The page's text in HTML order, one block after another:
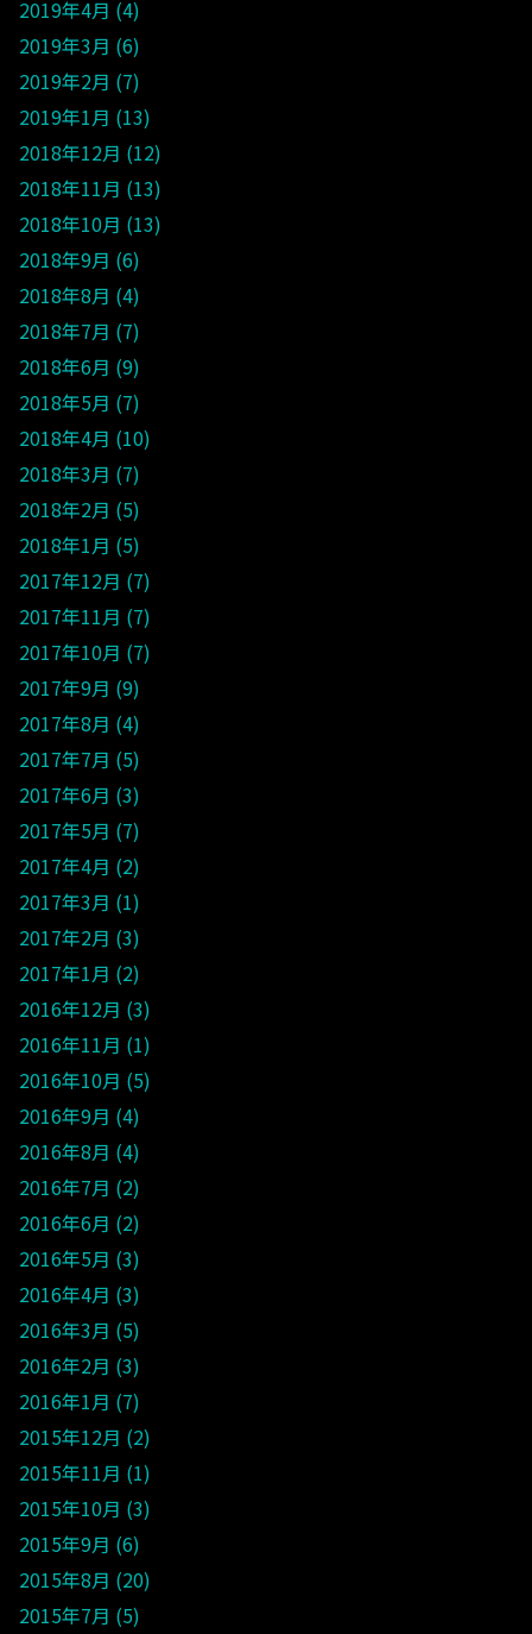
2019年4月 4
2019年3月 6
2019年2月 7
2019年1月 13
2018年12月 12
2018年11月 13
2018年10月 13
2018年9月 6
2018年8月 4
2018年7月 7
2018年6月 9
2018年5月 7
2018年4月 10
2018年3月 7
2018年2月 5
2018年1月 5
2017年12月 7
2017年11月 7
2017年10月 7
2017年9月 9
2017年8月 4
2017年7月 5
2017年6月 3
2017年5月 7
2017年4月 2
2017年3月 1
2017年2月 3
2017年1月 2
2016年12月 3
2016年11月 1
2016年10月 5
2016年9月 4
2016年8月 4
2016年7月 2
2016年6月 2
2016年5月 3
2016年4月 3
2016年3月 5
2016年2月 3
2016年1月 7
2015年12月 2
2015年11月 1
2015年10月 3
2015年9月 6
2015年8月 20
2015年7月 5